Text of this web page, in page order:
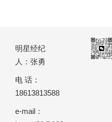
明星经纪
人：张勇
电 话：
18613813588
e-mail：